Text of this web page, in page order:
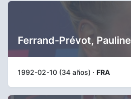
Ferrand-Prévot, Pauline
1992-02-10 (34 años) · FRA